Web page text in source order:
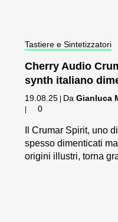
Tastiere e Sintetizzatori
Cherry Audio
synth italiano
19.08.25 DaGianluca
0
Il Crumar Spirit, uno
spesso dimenticati
origini illustri, torna